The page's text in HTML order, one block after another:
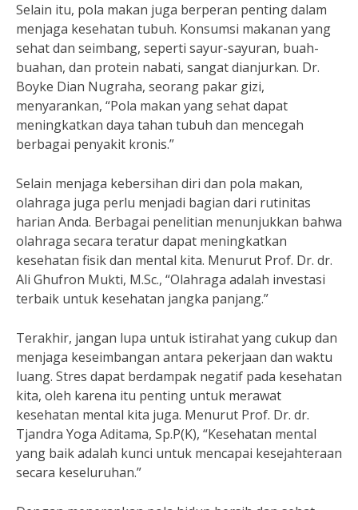
Selain itu, pola makan juga berperan penting dalam
menjaga kesehatan tubuh. Konsumsi makanan yang
sehat dan seimbang, seperti sayur-sayuran, buah-
buahan, dan protein nabati, sangat dianjurkan. Dr.
Boyke Dian Nugraha, seorang pakar gizi,
menyarankan, “Pola makan yang sehat dapat
meningkatkan daya tahan tubuh dan mencegah
berbagai penyakit kronis.”
Selain menjaga kebersihan diri dan pola makan,
olahraga juga perlu menjadi bagian dari rutinitas
harian Anda. Berbagai penelitian menunjukkan bahwa
olahraga secara teratur dapat meningkatkan
kesehatan fisik dan mental kita. Menurut Prof. Dr. dr.
Ali Ghufron Mukti, M.Sc., “Olahraga adalah investasi
terbaik untuk kesehatan jangka panjang.”
Terakhir, jangan lupa untuk istirahat yang cukup dan
menjaga keseimbangan antara pekerjaan dan waktu
luang. Stres dapat berdampak negatif pada kesehatan
kita, oleh karena itu penting untuk merawat
kesehatan mental kita juga. Menurut Prof. Dr. dr.
Tjandra Yoga Aditama, Sp.P(K), “Kesehatan mental
yang baik adalah kunci untuk mencapai kesejahteraan
secara keseluruhan.”